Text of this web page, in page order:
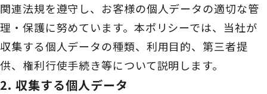
関連法規を遵守し、お客様の個人データの適切な管
理・保護に努めています。本ポリシーでは、当社が
収集する個人データの種類、利用目的、第三者提
供、権利行使手続き等について説明します。
2. 収集する個人データ